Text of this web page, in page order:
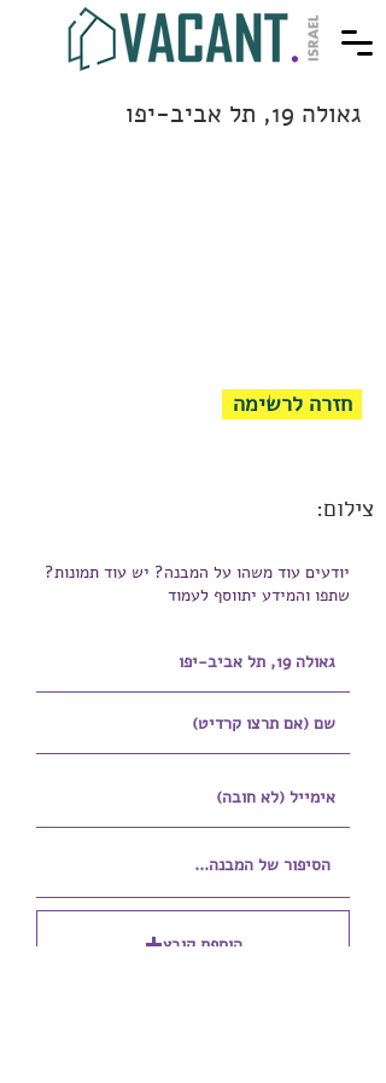
גאולה 19, תל אביב-יפו
חזרה לרשימה
צילום:
יודעים עוד משהו על המבנה? יש עוד תמונות?
שתפו והמידע יתווסף לעמוד
הוספת קובץ